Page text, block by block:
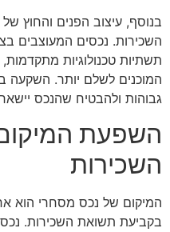
בנוסף, עיצוב הפנים והחוץ
השכירות. נכסים המעוצבים
תשתיות טכנולוגיות מתקדמות,
המוכנים לשלם יותר. השקעה
גבוהות ולהבטיח שהנכס
השפעת
השכירות
המיקום של נכס מסחרי הוא
בקביעת תשואת השכירות.